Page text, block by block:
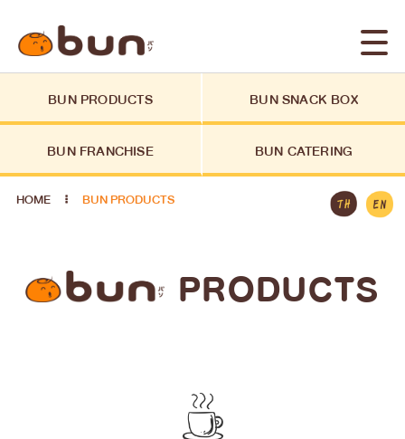
BUN PRODUCTS BUN SNACK BOX
BUN FRANCHISE BUN CATERING
HOME BUN PRODUCTS
PRODUCTS